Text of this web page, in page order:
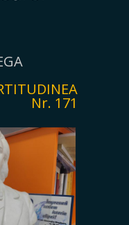
Nr. 171